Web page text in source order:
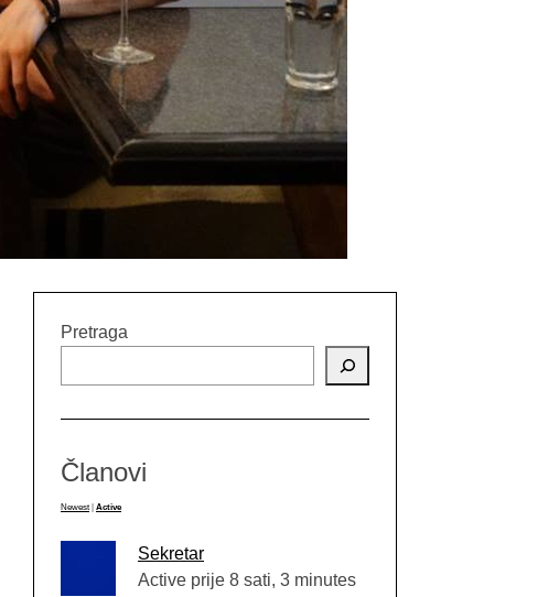
Pretraga
Članovi
Newest Active
Sekretar
Active prije 8 sati, 3 minutes